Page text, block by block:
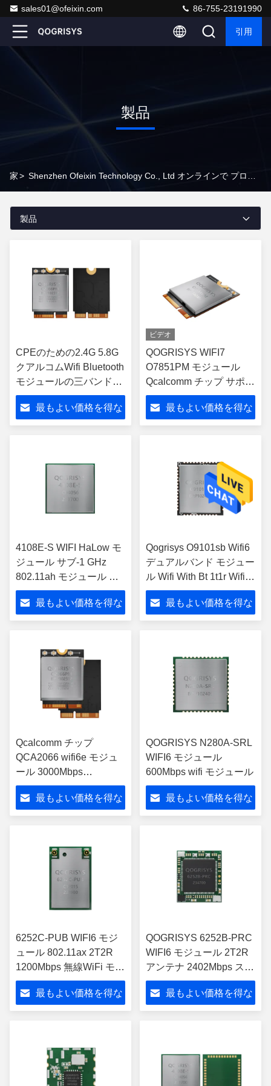
sales01@ofeixin.com 86-755-23191990
引用
製品
家>
製品
CPEのための2.4G 5.8G
クアルコムWifi Bluetooth
モジュールの三バンド
QCA2066
最もよい価格を得な
ビデオ
QOGRISYS WIFI7
O7851PM モジュール
Qcalcomm チップ サポー
ト ブルーツ 5.3 6G
5.8Gbps 高速 WIFI7 ネッ
トワーク カード
最もよい価格を得な
4108E-S WIFI HaLow モ
ジュール サブ-1 GHz
802.11ah モジュール サ
ポート SDIO/SPI インタ
ーフェース 遠距離
32.5Mbps WIFI HaLow
最もよい価格を得な
Qogrisys O9101sb Wifi6
デュアルバンド モジュー
ル Wifi With Bt 1t1r Wifi
モジュール Sdio インタ
ーフェース
最もよい価格を得な
Qcalcomm チップ
QCA2066 wifi6e モジュ
ール 3000Mbps
2.4g/5.8g/6g wifi ブルー
ツepo_Latn モジュール
wifi
最もよい価格を得な
QOGRISYS N280A-SRL
WIFI6 モジュール
600Mbps wifi モジュール
最もよい価格を得な
6252C-PUB WIFI6 モジ
ュール 802.11ax 2T2R
1200Mbps 無線WiFi モジ
ュール QOGRISYS 新し
いWiFi6 モジュール
最もよい価格を得な
QOGRISYS 6252B-PRC
WIFI6 モジュール 2T2R
アンテナ 2402Mbps スピ
ード 802.11ax wifi 6 モジ
ュール最もよい価格を得な